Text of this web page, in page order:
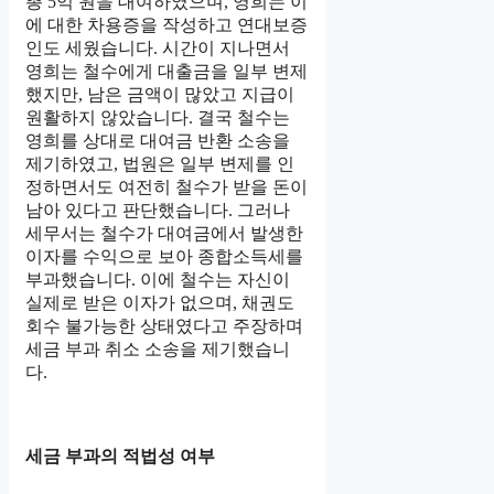
에 대한 차용증을 작성하고 연대보증
인도 세웠습니다. 시간이 지나면서
영희는 철수에게 대출금을 일부 변제
했지만, 남은 금액이 많았고 지급이
원활하지 않았습니다. 결국 철수는
영희를 상대로 대여금 반환 소송을
제기하였고, 법원은 일부 변제를 인
정하면서도 여전히 철수가 받을 돈이
남아 있다고 판단했습니다. 그러나
세무서는 철수가 대여금에서 발생한
이자를 수익으로 보아 종합소득세를
부과했습니다. 이에 철수는 자신이
실제로 받은 이자가 없으며, 채권도
회수 불가능한 상태였다고 주장하며
세금 부과 취소 소송을 제기했습니
다.
세금 부과의 적법성 여부